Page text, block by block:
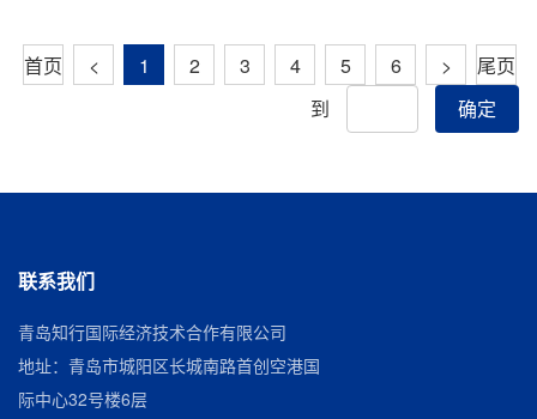
首页 < 1 2 3 4 5 6 >
尾页
到
确定
联系我们
青岛知行国际经济技术合作有限公司
地址：青岛市城阳区长城南路首创空港国
际中心32号楼6层